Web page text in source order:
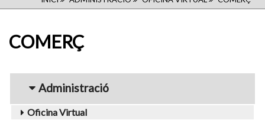
FIL
COMERÇ
navigation1
Administració
Oficina Virtual